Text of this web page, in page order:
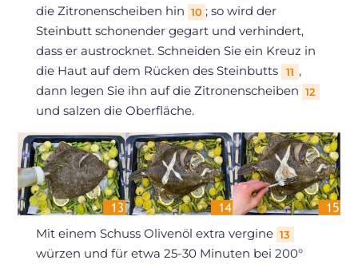
die Zitronenscheiben hin 10 ; so wird der
Steinbutt schonender gegart und verhindert,
dass er austrocknet. Schneiden Sie ein Kreuz in
die Haut auf dem Rücken des Steinbutts
11 ,
dann legen Sie ihn auf die Zitronenscheiben 12
und salzen die Oberfläche.
Mit einem Schuss Olivenöl extra vergine 13
würzen und für etwa 25-30 Minuten bei 200°